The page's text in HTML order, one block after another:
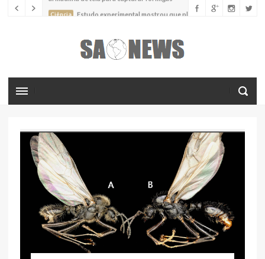
Estudo experimental mostrou que plantas podem
Estudo descreve uma espécie extinta de polvo que pode
ter alcançado até 19 metros de comprimento
crescimento de cânceres no coração de mamíferos, aponta estudo
Ciência Estudo reportou o que parece ser a primeira "formiga
Ciência Nova espécie descrita de aranha usa uma sofisticada
armadilha de teia para capturar formigas